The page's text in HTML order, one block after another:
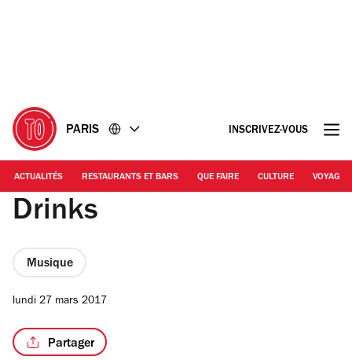
PARIS INSCRIVEZ-VOUS
ACTUALITÉS RESTAURANTS ET BARS QUE FAIRE CULTURE VOYAGE
Drinks
Musique
lundi 27 mars 2017
Partager